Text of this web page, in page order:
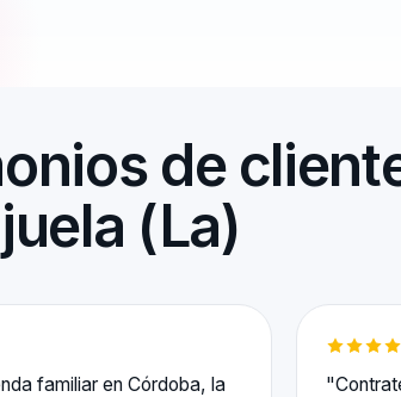
de
(La)
familiar en Córdoba, la